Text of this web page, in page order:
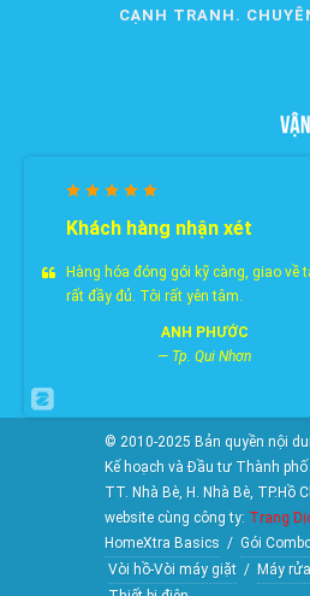
CẠNH TRANH.
© 2010-2025 Bản quyền nội
Kế hoạch và Đầu tư Thành
TT. Nhà Bè, H. Nhà Bè,
website cùng công ty: Trang
HomeXtra Basics / Gói
Vòi hồ-Vòi máy giặt / Máy
Khách hàng nhận xét
Hàng hóa đóng gói kỹ càng, giao về
rất đầy đủ. Tôi rất yên tâm.
ANH PHƯỚC
— Tp. Qui Nhơn